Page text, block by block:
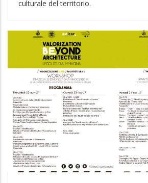
culturale del territorio.